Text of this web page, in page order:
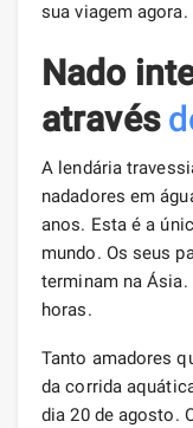
sua viagem agora.
Nado
através
A lendária
nadadores em
anos. Esta é a
mundo. Os seus
terminam na Ásia.
horas.
Tanto amadores
da corrida
dia 20 de agosto.